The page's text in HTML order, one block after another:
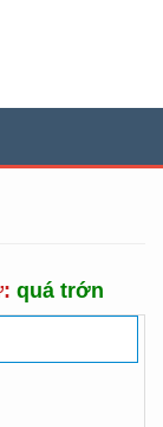
quá trớn